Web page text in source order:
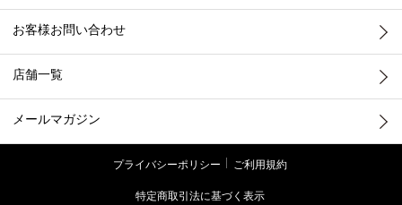
お客様お問い合わせ
店舗一覧
メールマガジン
プライバシーポリシー
ご利用規約
特定商取引法に基づく表示